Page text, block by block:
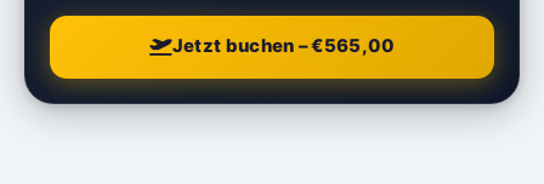
Jetzt buchen – €565,00